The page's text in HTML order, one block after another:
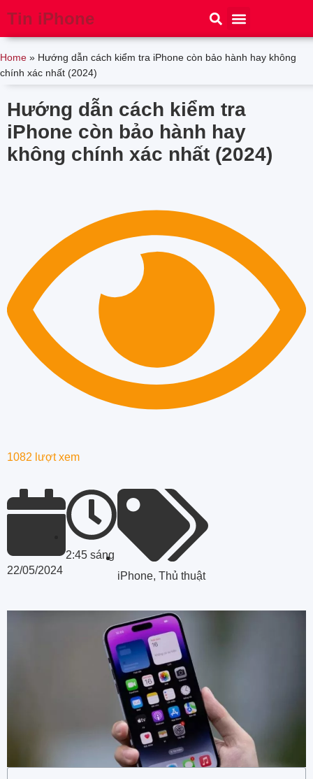
Tin iPhone
Home » Hướng dẫn cách kiểm tra iPhone còn bảo hành hay không
chính xác nhất (2024)
Hướng dẫn cách kiểm tra
iPhone còn bảo hành hay
không chính xác nhất (2024)
1082 lượt xem
22/05/2024
2:45 sáng
iPhone, Thủ thuật